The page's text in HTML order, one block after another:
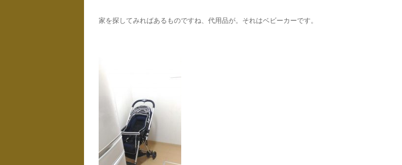
家を探してみればあるものですね、代用品が。それはベビーカーです。